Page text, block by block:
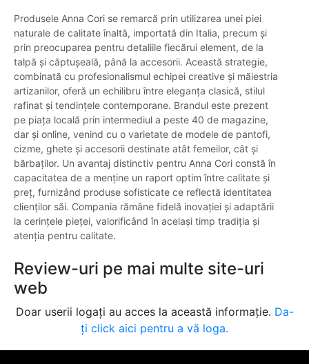
Produsele Anna Cori se remarcă prin utilizarea unei piei
naturale de calitate înaltă, importată din Italia, precum și
prin preocuparea pentru detaliile fiecărui element, de la
talpă și căptușeală, până la accesorii. Această strategie,
combinată cu profesionalismul echipei creative și măiestria
artizanilor, oferă un echilibru între eleganța clasică, stilul
rafinat și tendințele contemporane. Brandul este prezent
pe piața locală prin intermediul a peste 40 de magazine,
dar și online, venind cu o varietate de modele de pantofi,
cizme, ghete și accesorii destinate atât femeilor, cât și
bărbaților. Un avantaj distinctiv pentru Anna Cori constă în
capacitatea de a menține un raport optim între calitate și
preț, furnizând produse sofisticate ce reflectă identitatea
clienților săi. Compania rămâne fidelă inovației și adaptării
la cerințele pieței, valorificând în același timp tradiția și
atenția pentru calitate.
Review-uri pe mai multe site-uri
web
Doar userii logați au acces la această informație. Da-
ți click aici pentru a vă loga.